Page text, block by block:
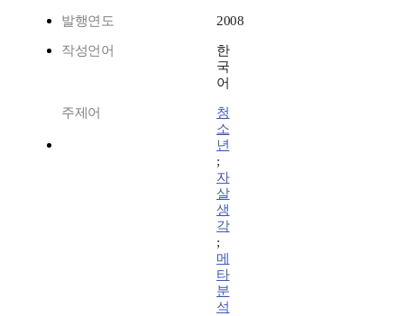
발행연도 2008
작성언어
한
국
어
주제어
청
소
년
;
자
살
생
각
;
메
타
분
석